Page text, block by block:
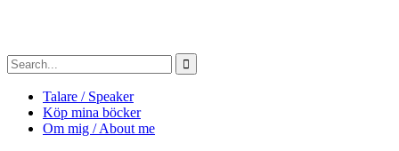
Talare / Speaker
Köp mina böcker
Om mig / About me